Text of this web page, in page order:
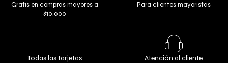
Gratis en compras mayores a
$10.000
Para clientes mayoristas
Todas las tarjetas Atención al cliente